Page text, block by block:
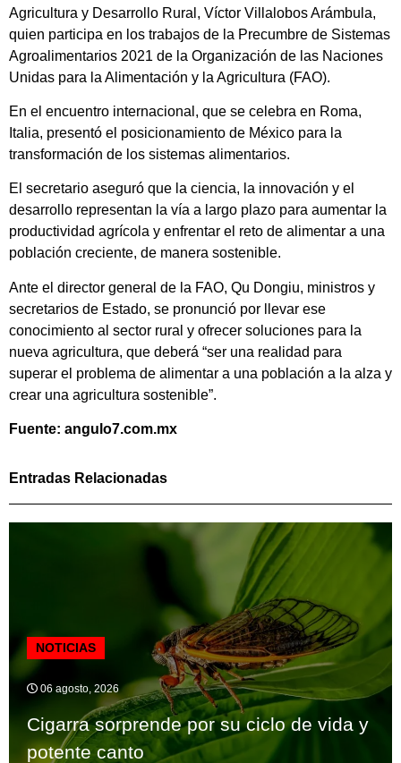
Agricultura y Desarrollo Rural, Víctor Villalobos Arámbula,
quien participa en los trabajos de la Precumbre de Sistemas
Agroalimentarios 2021 de la Organización de las Naciones
Unidas para la Alimentación y la Agricultura (FAO).
En el encuentro internacional, que se celebra en Roma,
Italia, presentó el posicionamiento de México para la
transformación de los sistemas alimentarios.
El secretario aseguró que la ciencia, la innovación y el
desarrollo representan la vía a largo plazo para aumentar la
productividad agrícola y enfrentar el reto de alimentar a una
población creciente, de manera sostenible.
Ante el director general de la FAO, Qu Dongiu, ministros y
secretarios de Estado, se pronunció por llevar ese
conocimiento al sector rural y ofrecer soluciones para la
nueva agricultura, que deberá “ser una realidad para
superar el problema de alimentar a una población a la alza y
crear una agricultura sostenible”.
Fuente: angulo7.com.mx
Entradas Relacionadas
NOTICIAS
06 agosto, 2026
Cigarra sorprende por su ciclo de vida y
potente canto